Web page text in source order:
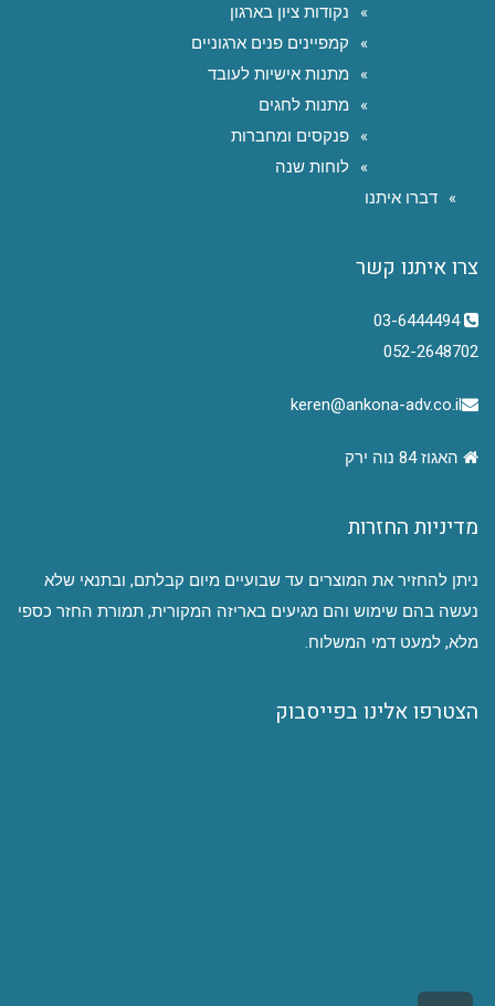
נקודות ציון בארגון
קמפיינים פנים ארגוניים
מתנות אישיות לעובד
מתנות לחגים
פנקסים ומחברות
לוחות שנה
דברו איתנו
צרו איתנו קשר
03-6444494
052-2648702
keren@ankona-adv.co.il
האגוז 84 נוה ירק
מדיניות החזרות
ניתן להחזיר את המוצרים עד שבועיים מיום קבלתם, ובתנאי שלא
נעשה בהם שימוש והם מגיעים באריזה המקורית, תמורת החזר כספי
מלא, למעט דמי המשלוח.
הצטרפו אלינו בפייסבוק